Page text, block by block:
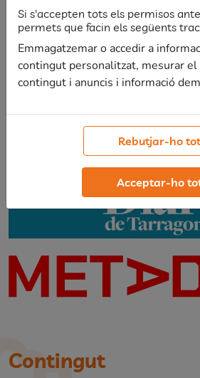
Contingut
Si s'accepten tots els permisos
permets que facin els següents
Emmagatzemar o accedir a
contingut personalitzat, mesurar
contingut i anuncis i informació
Rebutjar-ho tot
Acceptar-ho